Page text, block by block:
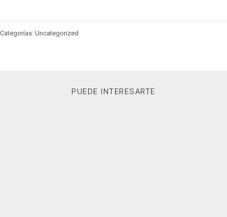
Categorías: Uncategorized
PUEDE INTERESARTE